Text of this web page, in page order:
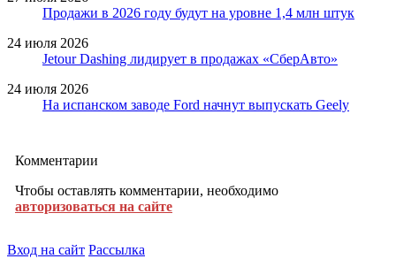
Продажи в 2026 году будут на уровне 1,4 млн штук
24 июля 2026
Jetour Dashing лидирует в продажах «СберАвто»
24 июля 2026
На испанском заводе Ford начнут выпускать Geely
Комментарии
Чтобы оставлять комментарии, необходимо
авторизоваться на сайте
Вход на сайт Рассылка